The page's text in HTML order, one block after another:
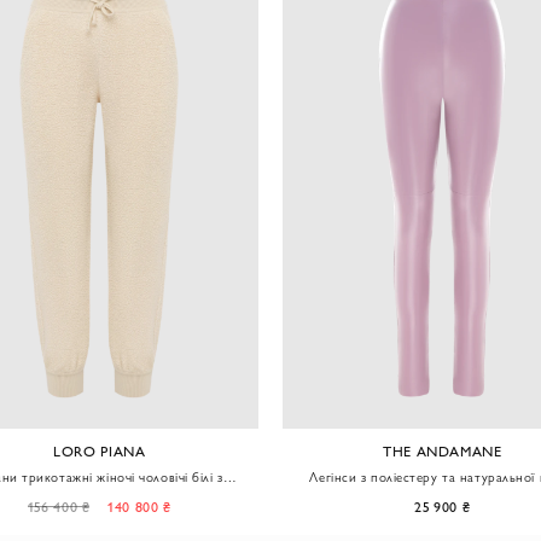
THE ANDAMANE
з поліестеру та натуральної шкіри
25 900 ₴
DIOR
Штани класичні чорні жіночі з
202 900 ₴ 182 600 ₴